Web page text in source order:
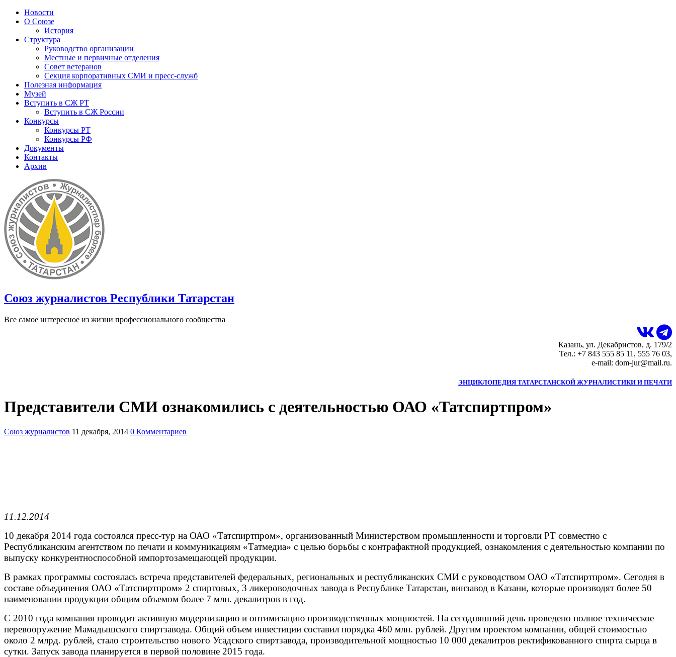
Новости
О Союзе
История
Структура
Руководство организации
Местные и первичные отделения
Совет ветеранов
Секция корпоративных СМИ и пресс-служб
Полезная информация
Музей
Вступить в СЖ РТ
Вступить в СЖ России
Конкурсы
Конкурсы РТ
Конкурсы РФ
Документы
Контакты
Архив
Союз журналистов Республики Татарстан
Все самое интересное из жизни профессионального сообщества
Казань, ул. Декабристов, д. 179/2
Тел.: +7 843 555 85 11, 555 76 03,
e-mail: dom-jur@mail.ru.
ЭНЦИКЛОПЕДИЯ ТАТАРСТАНСКОЙ ЖУРНАЛИСТИКИ И ПЕЧАТИ
Представители СМИ ознакомились с деятельностью ОАО «Татспиртпром»
Союз журналистов 11 декабря, 2014 0 Комментариев
11.12.2014
10 декабря 2014 года состоялся пресс-тур на ОАО «Татспиртпром», организованный Министерством промышленности и торговли РТ совместно с
Республиканским агентством по печати и коммуникациям «Татмедиа» с целью борьбы с контрафактной продукцией, ознакомления с деятельностью компании по
выпуску конкурентноспособной импортозамещающей продукции.
В рамках программы состоялась встреча представителей федеральных, региональных и республиканских СМИ с руководством ОАО «Татспиртпром». Сегодня в
составе объединения ОАО «Татспиртпром» 2 спиртовых, 3 ликероводочных завода в Республике Татарстан, винзавод в Казани, которые производят более 50
наименовании продукции общим объемом более 7 млн. декалитров в год.
С 2010 года компания проводит активную модернизацию и оптимизацию производственных мощностей. На сегодняшний день проведено полное техническое
перевооружение Мамадышского спиртзавода. Общий объем инвестиции составил порядка 460 млн. рублей. Другим проектом компании, общей стоимостью
около 2 млрд. рублей, стало строительство нового Усадского спиртзавода, производительной мощностью 10 000 декалитров ректификованного спирта сырца в
сутки. Запуск завода планируется в первой половине 2015 года.